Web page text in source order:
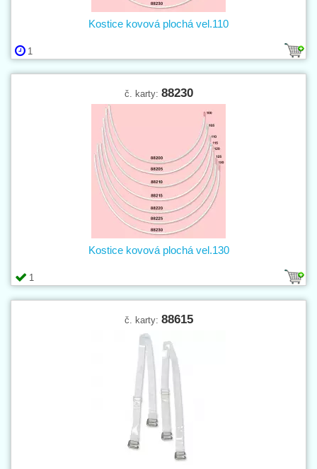
1
Kostice kovová plochá vel.110
č. karty: 88230
1
Kostice kovová plochá vel.130
č. karty: 88615